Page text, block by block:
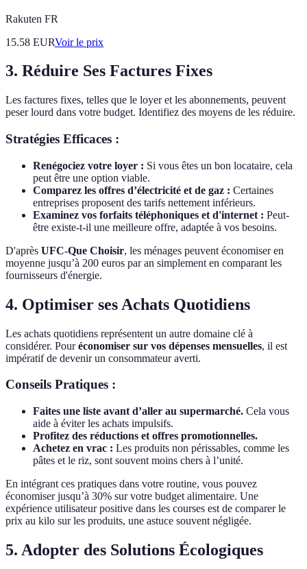
Rakuten FR
15.58 EURVoir le prix
3. Réduire Ses Factures Fixes
Les factures fixes, telles que le loyer et les abonnements, peuvent
peser lourd dans votre budget. Identifiez des moyens de les réduire.
Stratégies Efficaces :
Renégociez votre loyer : Si vous êtes un bon locataire, cela
peut être une option viable.
Comparez les offres d’électricité et de gaz : Certaines
entreprises proposent des tarifs nettement inférieurs.
Examinez vos forfaits téléphoniques et d'internet : Peut-
être existe-t-il une meilleure offre, adaptée à vos besoins.
D'après UFC-Que Choisir, les ménages peuvent économiser en
moyenne jusqu’à 200 euros par an simplement en comparant les
fournisseurs d'énergie.
4. Optimiser ses Achats Quotidiens
Les achats quotidiens représentent un autre domaine clé à
considérer. Pouréconomiser sur vos dépenses mensuelles, il est
impératif de devenir un consommateur averti.
Conseils Pratiques :
Faites une liste avant d’aller au supermarché. Cela vous
aide à éviter les achats impulsifs.
Profitez des réductions et offres promotionnelles.
Achetez en vrac : Les produits non périssables, comme les
pâtes et le riz, sont souvent moins chers à l’unité.
En intégrant ces pratiques dans votre routine, vous pouvez
économiser jusqu’à 30% sur votre budget alimentaire. Une
expérience utilisateur positive dans les courses est de comparer le
prix au kilo sur les produits, une astuce souvent négligée.
5. Adopter des Solutions Écologiques